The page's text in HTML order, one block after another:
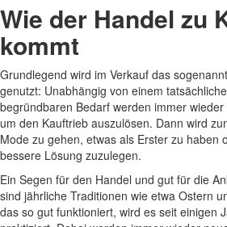
Wie der Handel zu
kommt
Grundlegend wird im Verkauf das
genutzt: Unabhängig von einem
begründbaren Bedarf werden immer
um den Kauftrieb auszulösen. Dann wird
Mode zu gehen, etwas als Erster zu haben
bessere Lösung zuzulegen.
Ein Segen für den Handel und gut für die
sind jährliche Traditionen wie etwa Ostern
das so gut funktioniert, wird es seit einigen